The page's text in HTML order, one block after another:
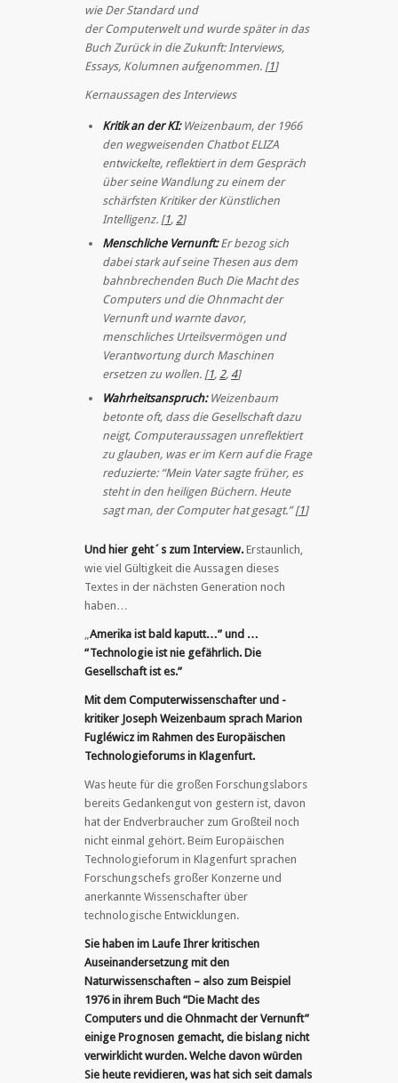
wie Der Standard und
der Computerwelt und wurde später in das
Buch Zurück in die Zukunft: Interviews,
Essays, Kolumnen aufgenommen. [1]
Kernaussagen des Interviews
Kritik an der KI:Weizenbaum, der 1966
den wegweisenden Chatbot ELIZA
entwickelte, reflektiert in dem Gespräch
über seine Wandlung zu einem der
schärfsten Kritiker der Künstlichen
Intelligenz. [1, 2]
Menschliche Vernunft:Er bezog sich
dabei stark auf seine Thesen aus dem
bahnbrechenden Buch Die Macht des
Computers und die Ohnmacht der
Vernunft und warnte davor,
menschliches Urteilsvermögen und
Verantwortung durch Maschinen
ersetzen zu wollen. [1, 2, 4]
Wahrheitsanspruch:Weizenbaum
betonte oft, dass die Gesellschaft dazu
neigt, Computeraussagen unreflektiert
zu glauben, was er im Kern auf die Frage
reduzierte: “Mein Vater sagte früher, es
steht in den heiligen Büchern. Heute
sagt man, der Computer hat gesagt.” [1]
Und hier geht´s zum Interview. Erstaunlich,
wie viel Gültigkeit die Aussagen dieses
Textes in der nächsten Generation noch
haben…
„Amerika ist bald kaputt…” und …
“Technologie ist nie gefährlich. Die
Gesellschaft ist es.”
Mit dem Computerwissenschafter und -
kritiker Joseph Weizenbaum sprach Marion
Fugléwicz im Rahmen des Europäischen
Technologieforums in Klagenfurt.
Was heute für die großen Forschungslabors
bereits Gedankengut von gestern ist, davon
hat der Endverbraucher zum Großteil noch
nicht einmal gehört. Beim Europäischen
Technologieforum in Klagenfurt sprachen
Forschungschefs großer Konzerne und
anerkannte Wissenschafter über
technologische Entwicklungen.
Sie haben im Laufe Ihrer kritischen
Auseinandersetzung mit den
Naturwissenschaften – also zum Beispiel
1976 in ihrem Buch “Die Macht des
Computers und die Ohnmacht der Vernunft”
einige Prognosen gemacht, die bislang nicht
verwirklicht wurden. Welche davon würden
Sie heute revidieren, was hat sich seit damals